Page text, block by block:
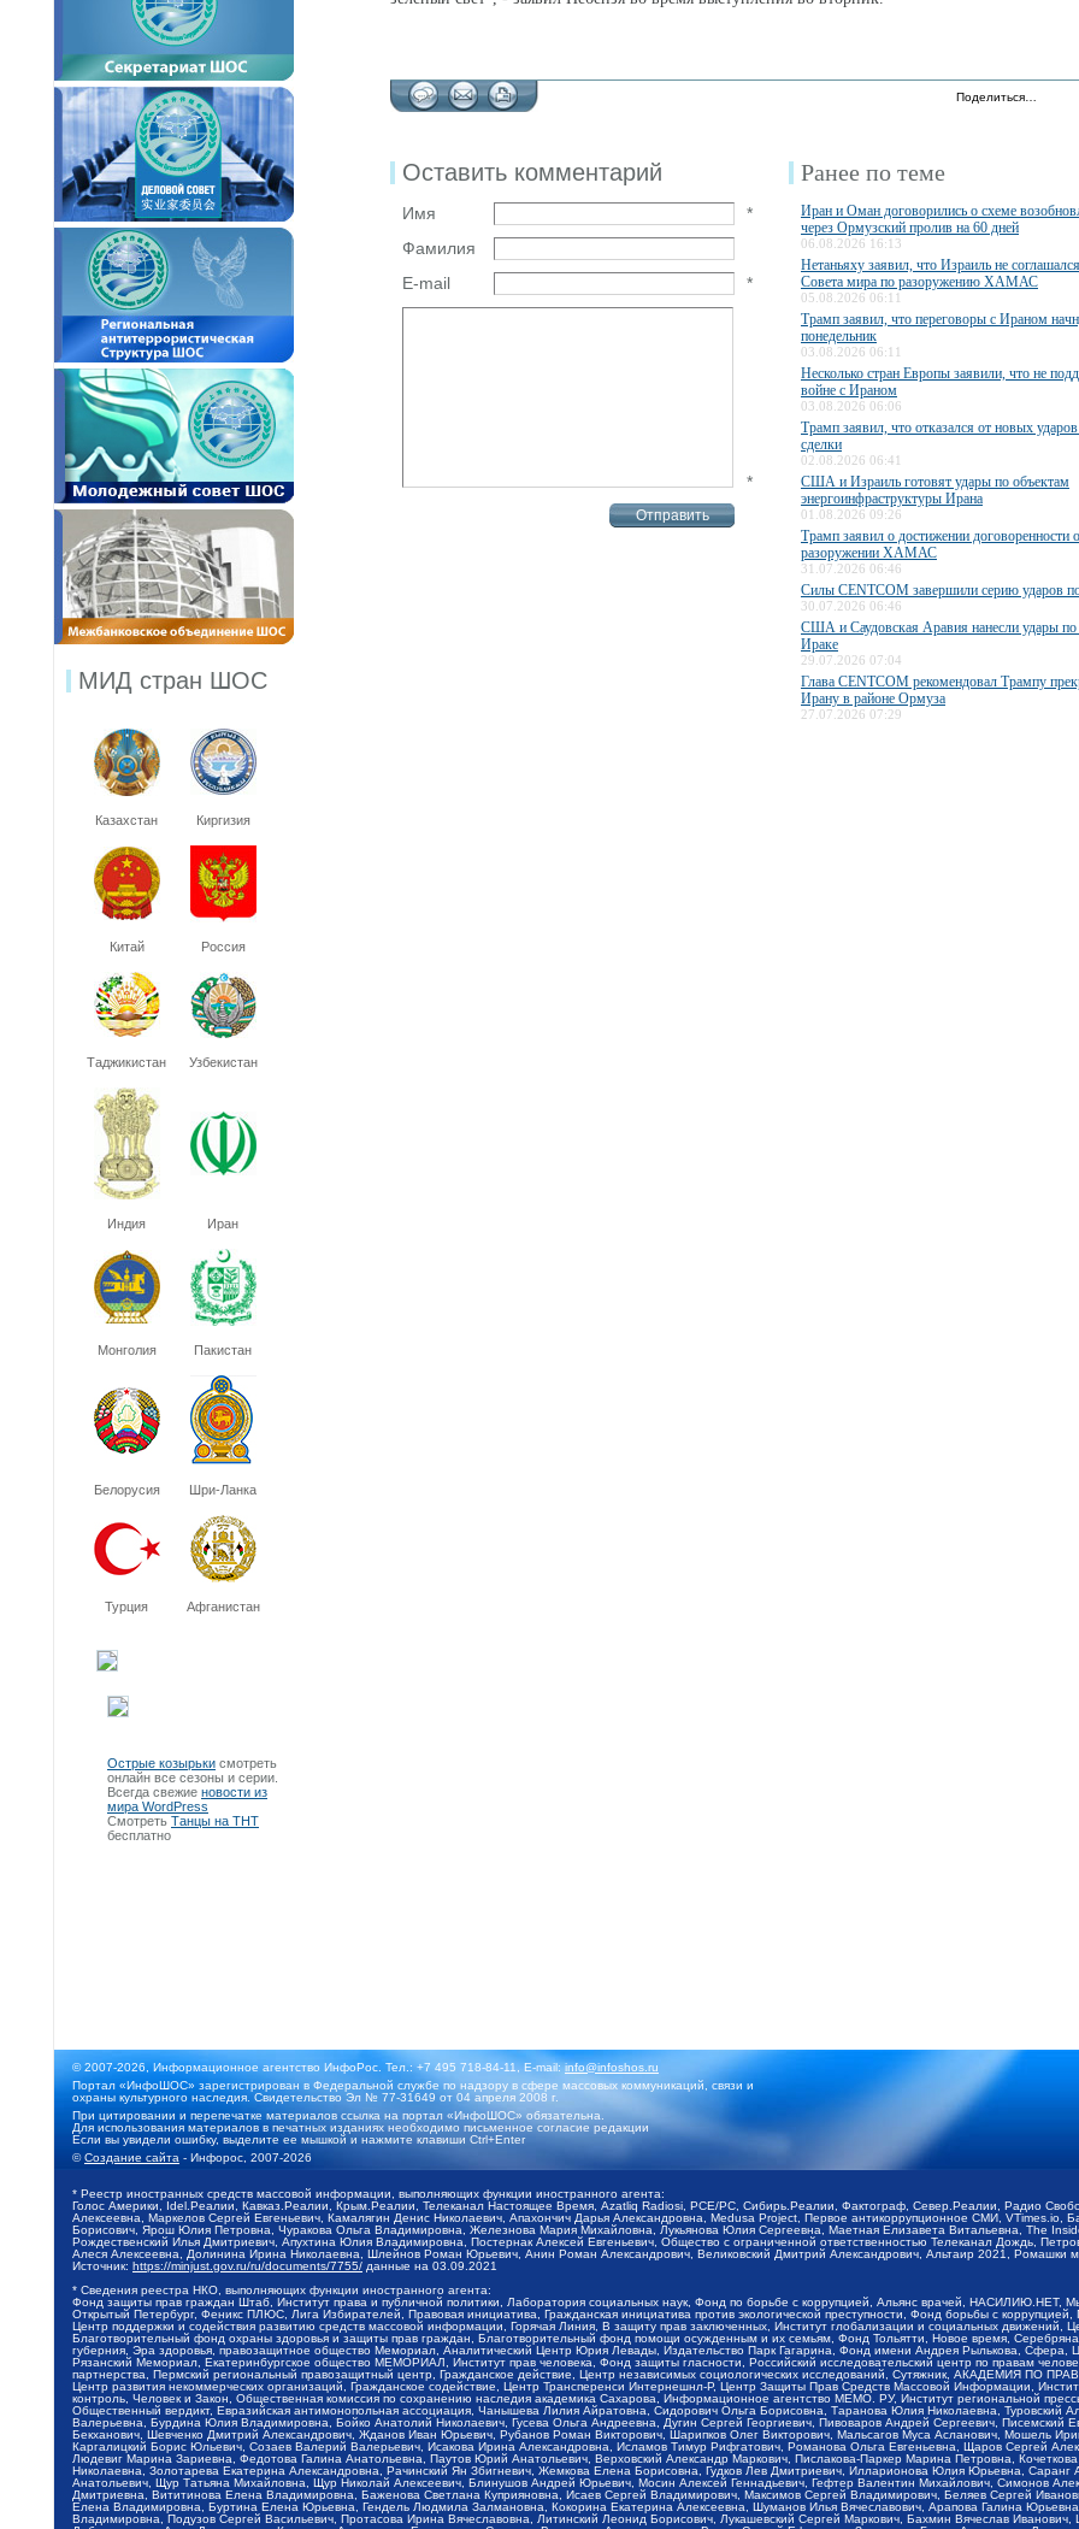
МИД стран ШОС
Казахстан Киргизия
Китай Россия
Таджикистан Узбекистан
Индия Иран
Монголия Пакистан
Белорусия Шри-Ланка
Турция Афганистан
Острые козырьки смотреть
онлайн все сезоны и серии.
Всегда свежие новости из
мира WordPress
Смотреть Танцы на ТНТ
бесплатно
Поделиться…
Оставить комментарий
Имя
*
Фамилия
E-mail
*
*
Ранее по теме
Иран и Оман договорились о схеме
через Ормузский пролив на 60 дней
06.08.2026 16:13
Нетаньяху заявил, что Израиль не
Совета мира по разоружению ХАМАС
05.08.2026 06:11
Трамп заявил, что переговоры с Ираном
понедельник
03.08.2026 06:11
Несколько стран Европы заявили, что не
войне с Ираном
03.08.2026 06:06
Трамп заявил, что отказался от новых
сделки
02.08.2026 06:41
США и Израиль готовят удары по объектам
энергоинфраструктуры Ирана
01.08.2026 09:26
Трамп заявил о достижении договоренности
разоружении ХАМАС
31.07.2026 06:46
Силы CENTCOM завершили серию ударов
30.07.2026 06:46
США и Саудовская Аравия нанесли удары по
Ираке
29.07.2026 07:04
Глава CENTCOM рекомендовал Трампу
Ирану в районе Ормуза
27.07.2026 07:29
© 2007-2026, Информационное агентство ИнфоРос. Тел.: +7 495 718-84-11, E-mail:info@infoshos.ru
Портал «ИнфоШОС» зарегистрирован в Федеральной службе по надзору в сфере массовых коммуникаций, связи и
охраны культурного наследия. Свидетельство Эл № 77-31649 от 04 апреля 2008 г.
При цитировании и перепечатке материалов ссылка на портал «ИнфоШОС» обязательна.
Для использования материалов в печатных изданиях необходимо письменное согласие редакции
Если вы увидели ошибку, выделите ее мышкой и нажмите клавиши Ctrl+Enter
©Создание сайта - Инфорос, 2007-2026
* Реестр иностранных средств массовой информации, выполняющих функции иностранного агента:
Голос Америки, Idel.Реалии, Кавказ.Реалии, Крым.Реалии, Телеканал Настоящее Время, Azatliq Radiosi, PCE/PC, Сибирь.Реалии, Фактограф, Север.Реалии, Радио
Алексеевна, Маркелов Сергей Евгеньевич, Камалягин Денис Николаевич, Апахончич Дарья Александровна, Medusa Project, Первое антикоррупционное СМИ,
Борисович, Ярош Юлия Петровна, Чуракова Ольга Владимировна, Железнова Мария Михайловна, Лукьянова Юлия Сергеевна, Маетная Елизавета Витальевна, The
Рождественский Илья Дмитриевич, Апухтина Юлия Владимировна, Постернак Алексей Евгеньевич, Общество с ограниченной ответственностью Телеканал Дождь,
Алеся Алексеевна, Долинина Ирина Николаевна, Шлейнов Роман Юрьевич, Анин Роман Александрович, Великовский Дмитрий Александрович, Альтаир 2021, Ромашки
Источник: https://minjust.gov.ru/ru/documents/7755/ данные на 03.09.2021
* Сведения реестра НКО, выполняющих функции иностранного агента:
Фонд защиты прав граждан Штаб, Институт права и публичной политики, Лаборатория социальных наук, Фонд по борьбе с коррупцией, Альянс врачей,
Открытый Петербург, Феникс ПЛЮС, Лига Избирателей, Правовая инициатива, Гражданская инициатива против экологической преступности, Фонд борьбы с
Центр поддержки и содействия развитию средств массовой информации, Горячая Линия, В защиту прав заключенных, Институт глобализации и социальных
Благотворительный фонд охраны здоровья и защиты прав граждан, Благотворительный фонд помощи осужденным и их семьям, Фонд Тольятти, Новое время,
губерния, Эра здоровья, правозащитное общество Мемориал, Аналитический Центр Юрия Левады, Издательство Парк Гагарина, Фонд имени Андрея Рылькова,
Рязанский Мемориал, Екатеринбургское общество МЕМОРИАЛ, Институт прав человека, Фонд защиты гласности, Российский исследовательский центр по правам
партнерства, Пермский региональный правозащитный центр, Гражданское действие, Центр независимых социологических исследований, Сутяжник, АКАДЕМИЯ ПО
Центр развития некоммерческих организаций, Гражданское содействие, Центр Трансперенси Интернешнл-Р, Центр Защиты Прав Средств Массовой Информации,
контроль, Человек и Закон, Общественная комиссия по сохранению наследия академика Сахарова, Информационное агентство МЕМО. РУ, Институт региональной
Общественный вердикт, Евразийская антимонопольная ассоциация, Чанышева Лилия Айратовна, Сидорович Ольга Борисовна, Таранова Юлия Николаевна, Туровский
Валерьевна, Бурдина Юлия Владимировна, Бойко Анатолий Николаевич, Гусева Ольга Андреевна, Дугин Сергей Георгиевич, Пивоваров Андрей Сергеевич, Писемский
Бекханович, Шевченко Дмитрий Александрович, Жданов Иван Юрьевич, Рубанов Роман Викторович, Шарипков Олег Викторович, Мальсагов Муса Асланович, Мошель
Каргалицкий Борис Юльевич, Созаев Валерий Валерьевич, Исакова Ирина Александровна, Исламов Тимур Рифгатович, Романова Ольга Евгеньевна, Щаров Сергей
Людевиг Марина Зариевна, Федотова Галина Анатольевна, Паутов Юрий Анатольевич, Верховский Александр Маркович, Пислакова-Паркер Марина Петровна,
Николаевна, Золотарева Екатерина Александровна, Рачинский Ян Збигневич, Жемкова Елена Борисовна, Гудков Лев Дмитриевич, Илларионова Юлия Юрьевна,
Анатольевич, Щур Татьяна Михайловна, Щур Николай Алексеевич, Блинушов Андрей Юрьевич, Мосин Алексей Геннадьевич, Гефтер Валентин Михайлович, Симонов
Дмитриевна, Вититинова Елена Владимировна, Баженова Светлана Куприяновна, Исаев Сергей Владимирович, Максимов Сергей Владимирович, Беляев Сергей
Елена Владимировна, Буртина Елена Юрьевна, Гендель Людмила Залмановна, Кокорина Екатерина Алексеевна, Шуманов Илья Вячеславович, Арапова Галина
Владимировна, Подузов Сергей Васильевич, Протасова Ирина Вячеславовна, Литинский Леонид Борисович, Лукашевский Сергей Маркович, Бахмин Вячеслав